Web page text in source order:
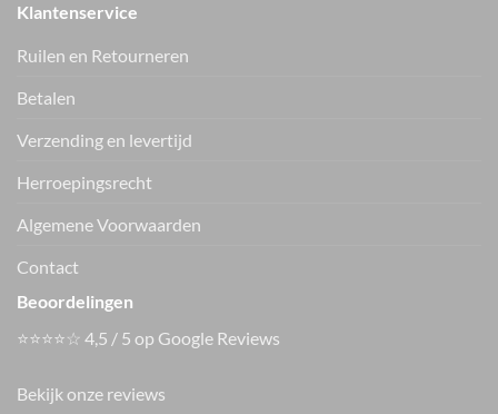
Klantenservice
Ruilen en Retourneren
Betalen
Verzending en levertijd
Herroepingsrecht
Algemene Voorwaarden
Contact
Beoordelingen
⭐⭐⭐⭐☆ 4,5 / 5 op Google Reviews
Bekijk onze reviews